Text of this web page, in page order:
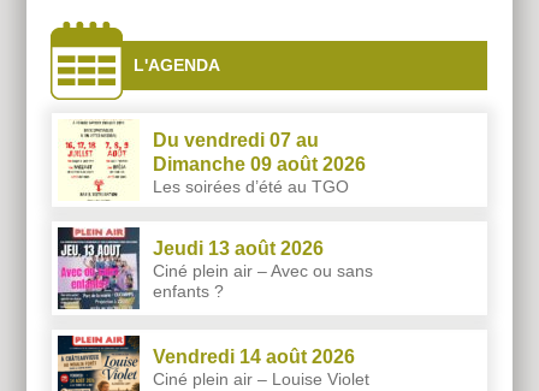
L'AGENDA
Du vendredi 07 au
Dimanche 09 août 2026
Les soirées d’été au TGO
Jeudi 13 août 2026
Ciné plein air – Avec ou sans
enfants ?
Vendredi 14 août 2026
Ciné plein air – Louise Violet